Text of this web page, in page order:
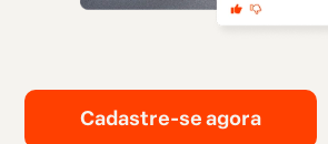
Cadastre-se agora